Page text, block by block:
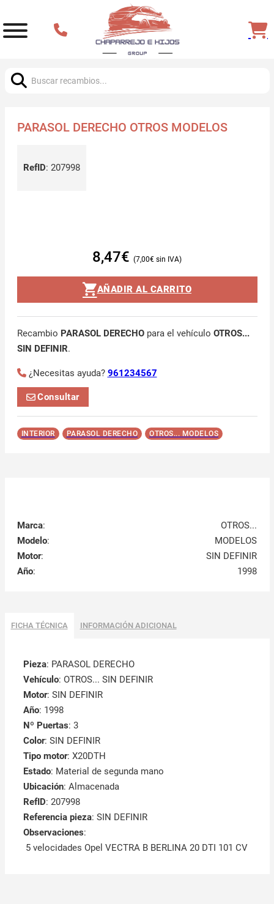
PARASOL DERECHO OTROS MODELOS
RefID: 207998
8,47€ 7,00€
AÑADIR AL CARRITO
Recambio PARASOL DERECHOpara el vehículo OTROS...
SIN DEFINIR.
¿Necesitas ayuda? 961234567
Consultar
INTERIOR PARASOL DERECHO OTROS... MODELOS
Marca:
OTROS...
Modelo:
MODELOS
Motor:
SIN DEFINIR
Año: 1998
FICHA TÉCNICA INFORMACIÓN ADICIONAL
Pieza: PARASOL DERECHO
Vehículo: OTROS... SIN DEFINIR
Motor: SIN DEFINIR
Año: 1998
Nº Puertas: 3
Color: SIN DEFINIR
Tipo motor: X20DTH
Estado: Material de segunda mano
Ubicación: Almacenada
RefID: 207998
Referencia pieza: SIN DEFINIR
Observaciones:
5 velocidades Opel VECTRA B BERLINA 20 DTI 101 CV